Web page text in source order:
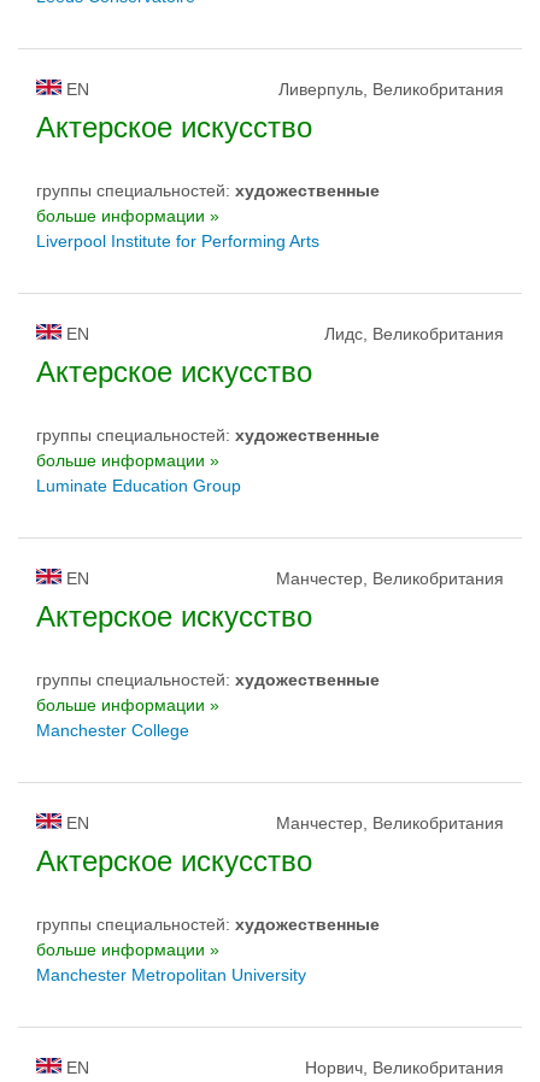
EN Ливерпуль, Великобритания
Актерское искусство
группы специальностей: художественные
больше информации »
Liverpool Institute for Performing Arts
EN Лидс, Великобритания
Актерское искусство
группы специальностей: художественные
больше информации »
Luminate Education Group
EN Манчестер, Великобритания
Актерское искусство
группы специальностей: художественные
больше информации »
Manchester College
EN Манчестер, Великобритания
Актерское искусство
группы специальностей: художественные
больше информации »
Manchester Metropolitan University
EN Норвич, Великобритания